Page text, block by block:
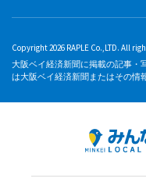
Copyright 2026 RAPLE Co.,LTD. All
大阪ベイ経済新聞に掲載の記事・
は大阪ベイ経済新聞またはその情